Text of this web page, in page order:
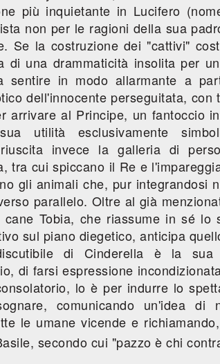
più inquietante in Lucifero
non per le ragioni della sua
Se la costruzione dei "cattivi"
di una drammaticità insolita per
sentire in modo allarmante a
dell'innocente perseguitata,
arrivare al Principe, un fantoccio
utilità esclusivamente
riuscita invece la galleria di
tra cui spiccano il Re e
gli animali che, pur integrandosi
parallelo. Oltre al già
Tobia, che riassume in sé lo
sul piano diegetico, anticipa
di Cinderella è la sua
di farsi espressione
lo è per indurre lo
comunicando un'idea
le umane vicende e
secondo cui "pazzo è chi